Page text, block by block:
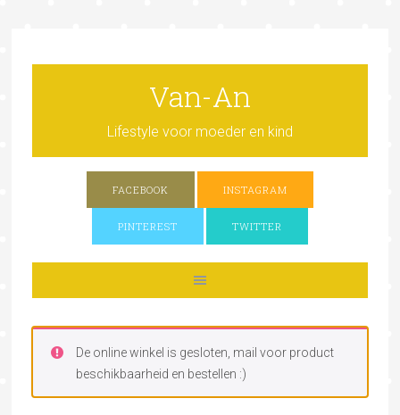
Van-An
Lifestyle voor moeder en kind
FACEBOOK INSTAGRAM
PINTEREST TWITTER
De online winkel is gesloten, mail voor product
beschikbaarheid en bestellen :)